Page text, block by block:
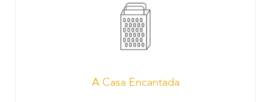
A Casa Encantada